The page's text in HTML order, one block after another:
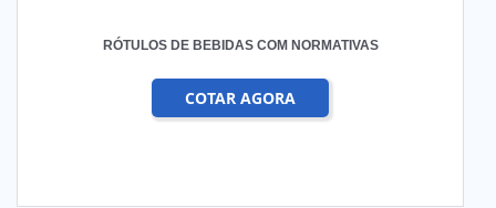
RÓTULOS DE BEBIDAS COM NORMATIVAS
COTAR AGORA